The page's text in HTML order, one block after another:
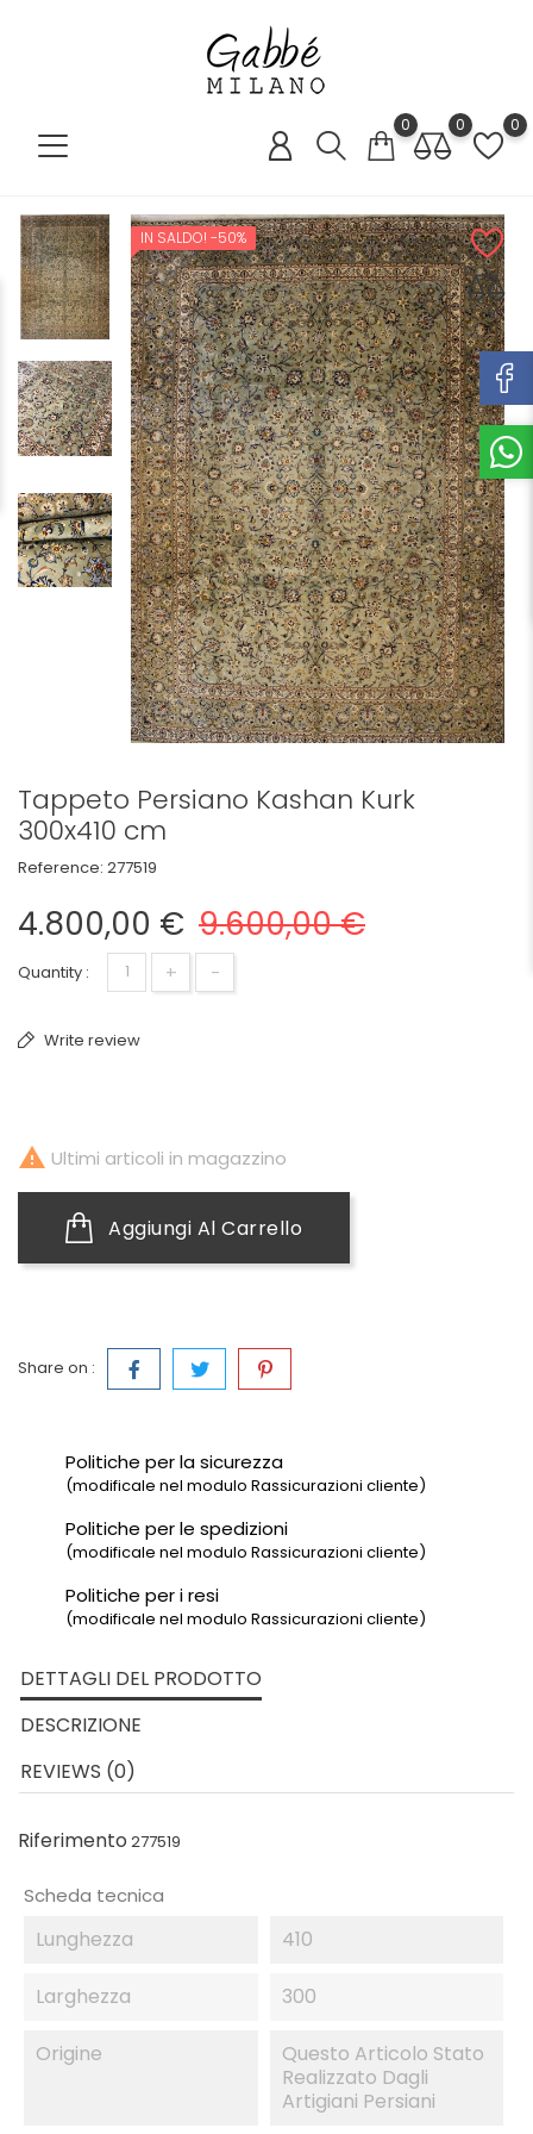
0 0 0
IN SALDO! -50%
Tappeto Persiano Kashan Kurk
300x410 cm
Reference: 277519
4.800,00 € 9.600,00 €
Quantity : + -
Write review
 Ultimi articoli in magazzino
Aggiungi Al Carrello
Share on :
Politiche per la sicurezza
(modificale nel modulo Rassicurazioni cliente)
Politiche per le spedizioni
(modificale nel modulo Rassicurazioni cliente)
Politiche per i resi
(modificale nel modulo Rassicurazioni cliente)
DETTAGLI DEL PRODOTTO
DESCRIZIONE
REVIEWS (0)
Riferimento 277519
Scheda tecnica
Lunghezza 410
Larghezza 300
Origine
Questo Articolo Stato
Realizzato Dagli
Artigiani Persiani